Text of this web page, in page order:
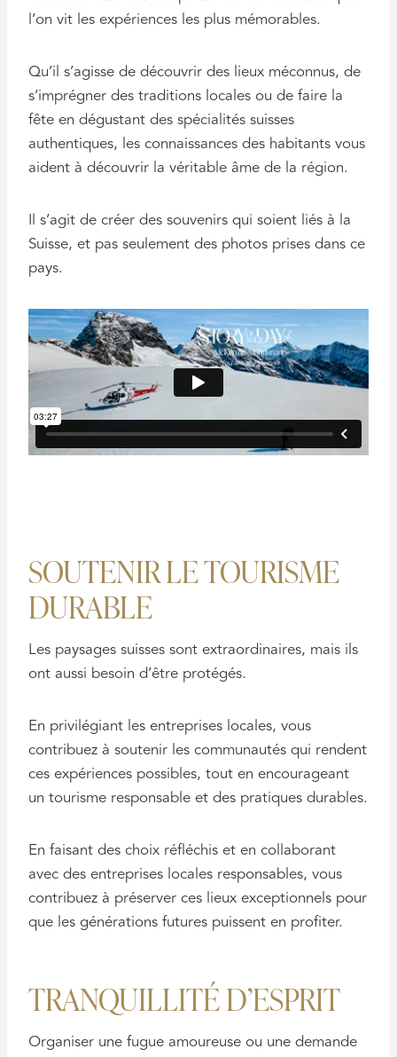
l’on vit les expériences les plus mémorables.
Qu’il s’agisse de découvrir des lieux méconnus, de
s’imprégner des traditions locales ou de faire la
fête en dégustant des spécialités suisses
authentiques, les connaissances des habitants vous
aident à découvrir la véritable âme de la région.
Il s’agit de créer des souvenirs qui soient liés à la
Suisse, et pas seulement des photos prises dans ce
pays.
SOUTENIR LE TOURISME
DURABLE
Les paysages suisses sont extraordinaires, mais ils
ont aussi besoin d’être protégés.
En privilégiant les entreprises locales, vous
contribuez à soutenir les communautés qui rendent
ces expériences possibles, tout en encourageant
un tourisme responsable et des pratiques durables.
En faisant des choix réfléchis et en collaborant
avec des entreprises locales responsables, vous
contribuez à préserver ces lieux exceptionnels pour
que les générations futures puissent en profiter.
TRANQUILLITÉ D’ESPRIT
Organiser une fugue amoureuse ou une demande